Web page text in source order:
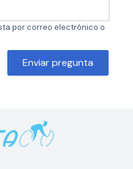
por correo electrónico o
Enviar pregunta